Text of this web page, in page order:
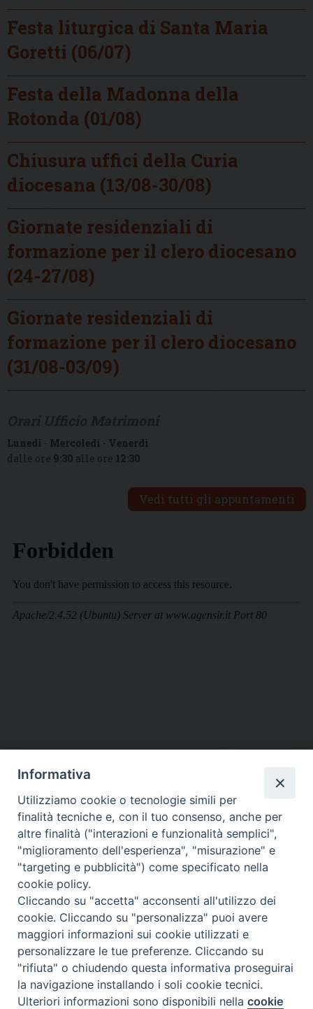
Festa liturgica di Santa Maria
Goretti (06/07)
Festa della Madonna della
Rotonda (01/08)
Chiusura uffici della Curia
diocesana (13/08-30/08)
Giornate residenziali di
formazione per il clero diocesano
(24-27/08)
Giornate residenziali di
formazione per il clero diocesano
(31/08-03/09)
Lunedì - Mercoledì - Venerdì
dalle ore 9:30 alle ore 12:30
Vedi tutti gli appuntamenti
DIOCESI SUBURBICARIA DI ALBANO
Contatti:Tel.: 06.93268401 - Fax.: 06.9323844
E-mail:curia@diocesidialbano.it
Orari: dal Lunedì al Venerdì Ore: 9:00 - 13:00
Lunedì, Mercoledì e Venerdì, Ore 9:30 - 12:30
Diocesi Suburbicaria di Albano
Copyright © 2021
Preferenze Cookie
Informativa
Utilizziamo cookie o tecnologie simili per
finalità tecniche e, con il tuo consenso, anche per
altre finalità ("interazioni e funzionalità semplici",
"miglioramento dell'esperienza", "misurazione" e
"targeting e pubblicità") come specificato nella
cookie policy.
Cliccando su "accetta" acconsenti all'utilizzo dei
cookie. Cliccando su "personalizza" puoi avere
maggiori informazioni sui cookie utilizzati e
personalizzare le tue preferenze. Cliccando su
"rifiuta" o chiudendo questa informativa proseguirai
la navigazione installando i soli cookie tecnici.
Ulteriori informazioni sono disponibili nellacookie